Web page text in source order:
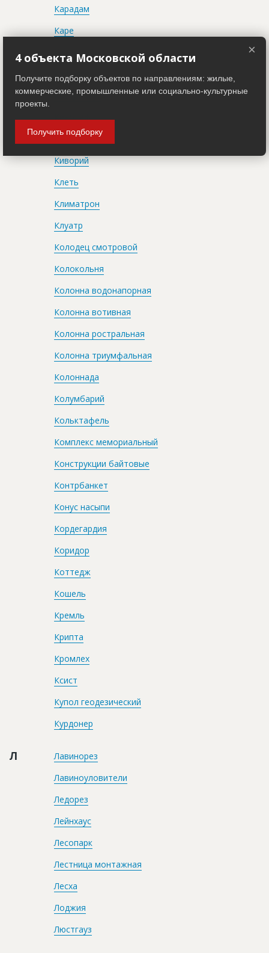
Карадам
Каре
Катакомба
Кафедра
Квадрохаус
Кенотаф
Кёшк
Киворий
Клеть
Климатрон
Клуатр
Колодец смотровой
Колокольня
Колонна водонапорная
Колонна вотивная
Колонна ростральная
Колонна триумфальная
Колоннада
Колумбарий
Кольктафель
Комплекс мемориальный
Конструкции байтовые
Контрбанкет
Конус насыпи
Кордегардия
Коридор
Коттедж
Кошель
Кремль
Крипта
Кромлех
Ксист
Купол геодезический
Курдонер
Л
Лавинорез
Лавиноуловители
Ледорез
Лейнхаус
Лесопарк
Лестница монтажная
Лесха
Лоджия
Люстгауз
×
4 объекта Московской области
Получите подборку объектов по направлениям: жилые,
коммерческие, промышленные или социально-культурные
проекты.
Получить подборку